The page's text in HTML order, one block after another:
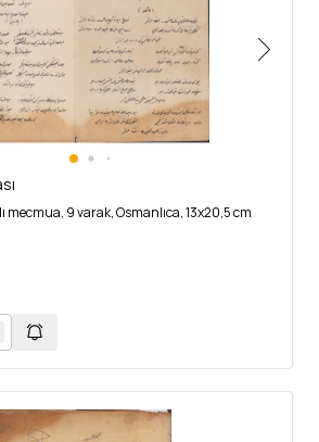
mecmua, 9 varak, Osmanlıca, 13x20,5 cm